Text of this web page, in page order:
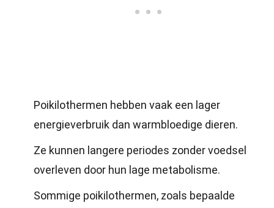
Poikilothermen hebben vaak een lager
energieverbruik dan warmbloedige dieren.
Ze kunnen langere periodes zonder voedsel
overleven door hun lage metabolisme.
Sommige poikilothermen, zoals bepaalde